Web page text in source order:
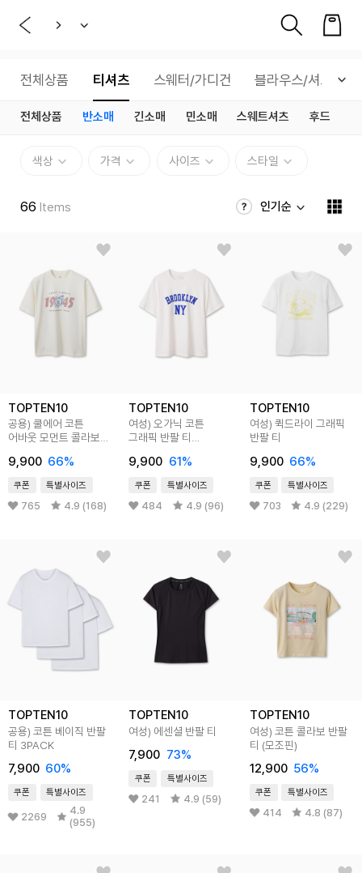
전체상품 티셔츠 스웨터/가디건 블라우스/셔츠
전체상품 반소매 긴소매 민소매 스웨트셔츠 후드
색상 가격 사이즈 스타일
66 Items 인기순
TOPTEN10
공용) 쿨에어 코튼
어바웃 모먼트 콜라보
광복 80th)
9,900 66%
쿠폰 특별사이즈
765 4.9 (168)
TOPTEN10
여성) 오가닉 코튼
그래픽 반팔 티
9,900 61%
쿠폰 특별사이즈
484 4.9 (96)
TOPTEN10
여성) 퀵드라이 그래픽
반팔 티
9,900 66%
쿠폰 특별사이즈
703 4.9 (229)
TOPTEN10
공용) 코튼 베이직 반팔
티 3PACK
7,900 60%
쿠폰 특별사이즈
2269
4.9
(955)
TOPTEN10
여성) 에센셜 반팔 티
7,900 73%
쿠폰 특별사이즈
241 4.9 (59)
TOPTEN10
여성) 코튼 콜라보 반팔
티 (모조핀)
12,900 56%
쿠폰 특별사이즈
414 4.8 (87)